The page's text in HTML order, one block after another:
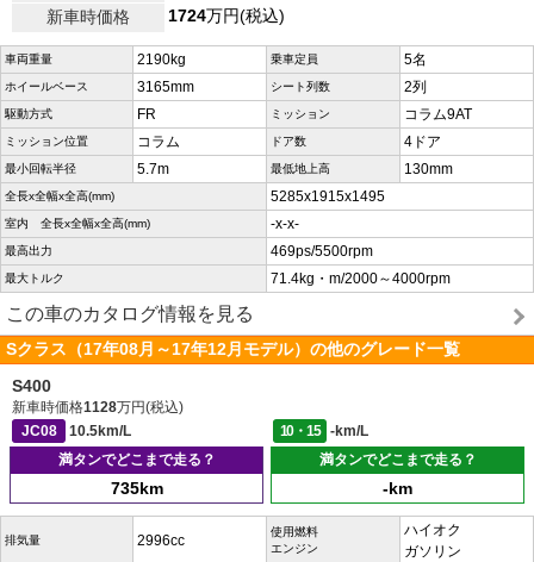
新車時価格
1724万円(税込)
車両重量 2190kg 乗車定員 5名
ホイールベース 3165mm シート列数 2列
駆動方式 FR ミッション コラム9AT
ミッション位置 コラム ドア数 4ドア
最小回転半径 5.7m 最低地上高 130mm
全長x全幅x全高(mm) 5285x1915x1495
室内 全長x全幅x全高(mm) -x-x-
最高出力 469ps/5500rpm
最大トルク 71.4kg・m/2000～4000rpm
この車のカタログ情報を見る
Sクラス（17年08月～17年12月モデル）の他のグレード一覧
S400
新車時価格1128万円(税込)
JC08
10.5km/L 10・15
-km/L
満タンでどこまで走る？
735km
満タンでどこまで走る？
-km
排気量 2996cc
使用燃料
エンジン
ハイオク
ガソリン